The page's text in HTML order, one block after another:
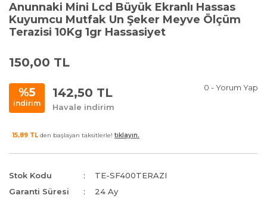
Anunnaki Mini Lcd Büyük Ekranlı Hassas
Kuyumcu Mutfak Un Şeker Meyve Ölçüm
Terazisi 10Kg 1gr Hassasiyet
150,00 TL
%5
indirim
142,50 TL
Havale indirim
0 - Yorum Yap
15,89 TL den başlayan taksitlerle! tıklayın.
Stok Kodu
TE-SF400TERAZI
Garanti Süresi
24 Ay